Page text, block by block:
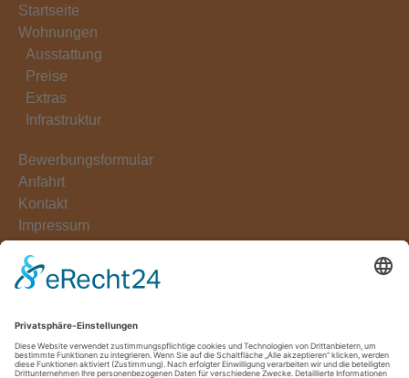
Startseite
Wohnungen
Ausstattung
Preise
Extras
Infrastruktur
Bewerbungsformular
Anfahrt
Kontakt
Impressum
Professor-Rebel-Haus Studentenwohnheim e.V.
72076 Tübingen
Tel.: 07071-63794
Fax: 07071-689866